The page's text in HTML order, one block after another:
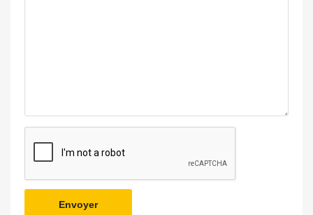
Envoyer